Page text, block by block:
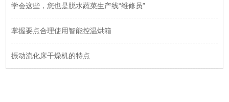
学会这些，您也是脱水蔬菜生产线“维修员”
掌握要点合理使用智能控温烘箱
振动流化床干燥机的特点